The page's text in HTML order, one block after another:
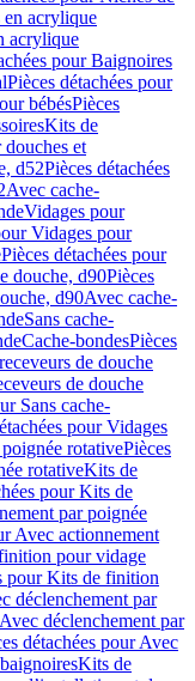
acrylique
acrylique
pour Baignoires
Pièces détachées pour
bébésPièces
Kits de
douches et
d52Pièces détachées
Avec cache-
Vidages pour
Vidages pour
Pièces détachées pour
douche, d90Pièces
d90Avec cache-
Sans cache-
Cache-bondesPièces
de douche
de douche
Sans cache-
pour Vidages
rotativePièces
rotativeKits de
pour Kits de
par poignée
Avec actionnement
pour vidage
pour Kits de finition
déclenchement par
déclenchement par
détachées pour Avec
Kits de